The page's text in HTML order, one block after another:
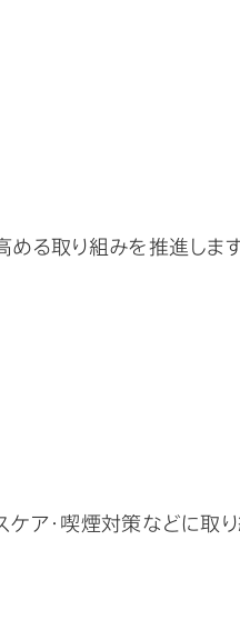
る取り組みを推進します
ア・喫煙対策などに取り